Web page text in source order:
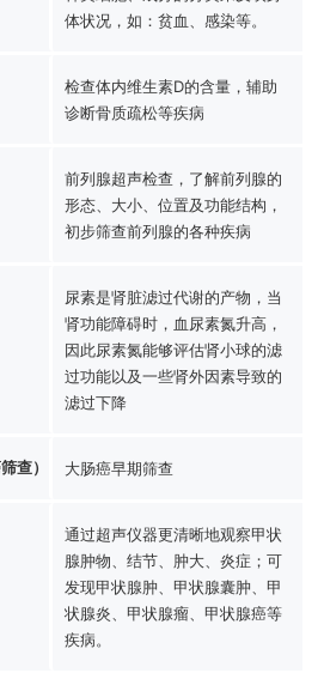
体状况，如：贫血、感染等。
检查体内维生素D的含量，辅助
诊断骨质疏松等疾病
前列腺超声检查，了解前列腺的
形态、大小、位置及功能结构，
初步筛查前列腺的各种疾病
尿素是肾脏滤过代谢的产物，当
肾功能障碍时，血尿素氮升高，
因此尿素氮能够评估肾小球的滤
过功能以及一些肾外因素导致的
滤过下降
查） 大肠癌早期筛查
通过超声仪器更清晰地观察甲状
腺肿物、结节、肿大、炎症；可
发现甲状腺肿、甲状腺囊肿、甲
状腺炎、甲状腺瘤、甲状腺癌等
疾病。